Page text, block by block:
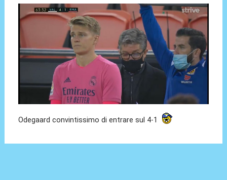
Odegaard convintissimo di entrare sul 4-1